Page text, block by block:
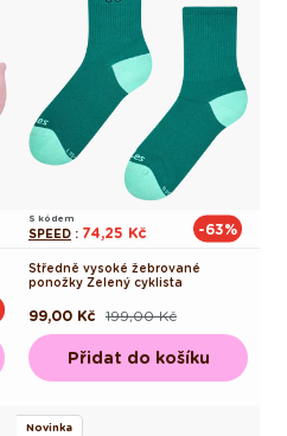
S kódem
SPEED : 74,25 Kč -63%
Středně vysoké žebrované
ponožky Zelený cyklista
Běžná
cena
199,00 Kč
Výprodejová
cena
99,00 Kč
Přidat do košíku
Novinka